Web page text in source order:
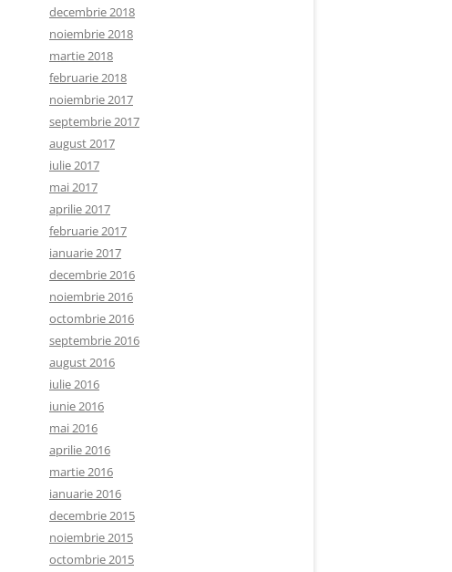
decembrie 2018
noiembrie 2018
martie 2018
februarie 2018
noiembrie 2017
septembrie 2017
august 2017
iulie 2017
mai 2017
aprilie 2017
februarie 2017
ianuarie 2017
decembrie 2016
noiembrie 2016
octombrie 2016
septembrie 2016
august 2016
iulie 2016
iunie 2016
mai 2016
aprilie 2016
martie 2016
ianuarie 2016
decembrie 2015
noiembrie 2015
octombrie 2015